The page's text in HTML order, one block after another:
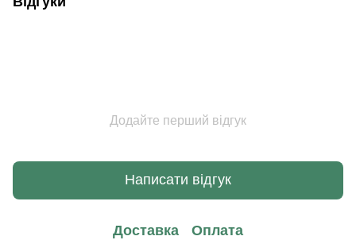
Додайте перший відгук
Написати відгук
Доставка Оплата